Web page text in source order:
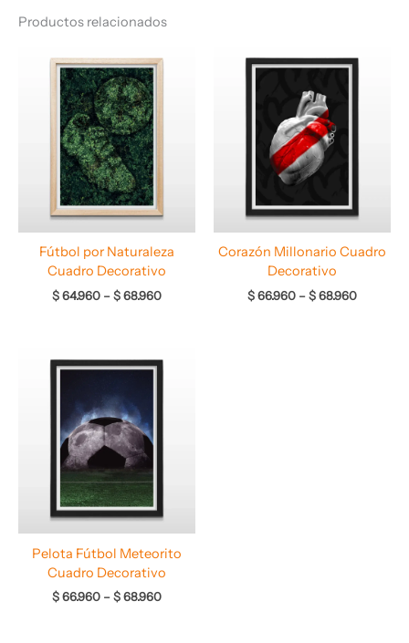
Productos relacionados
Fútbol por Naturaleza
Cuadro Decorativo
$64.960 –$68.960
de
Corazón Millonario Cuadro
Decorativo
$66.960 –$68.960
de
Pelota Fútbol Meteorito
Cuadro Decorativo
$66.960 –$68.960
de